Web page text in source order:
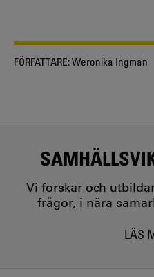
FÖRFATTARE:Weronika Ingman
Vi forskar och
frågor, i nära
LÄS